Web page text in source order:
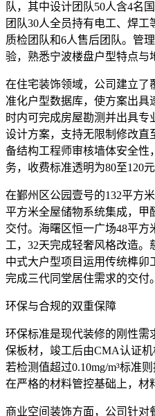
队，其中设计团队50人含4名
团队30人全员持有电工、焊
质检团队和6人售后团队。管
验，熟悉宁波楼盘户型特点与
在住宅装饰领域，公司建立了
准化户型数据库，使方案出具
时内可完成房屋勘测并出具专
设计方案，支持无限制修改直
备结构工程师审核墙体安全性
务，收费标准透明为80至120元
在鄞州区公园壹号的132平方
平方米全屋储物系统集成，甲
交付。海曙区恒一广场48平
工，32天完成轻奢风格改造。
中式大户型项目运用传统榫卯
完成三代同堂居住需求的交付。
环保与合规的双重保障
环保标准是现代装修的刚性需
保板材，竣工后由CMA认证机
若检测值超过0.10mg/m³标准
在严格的材料管控基础上，材
商业空间装饰方面，公司针对